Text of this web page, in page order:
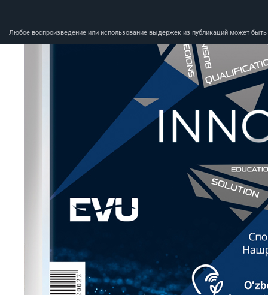
Любое воспроизведение или использование выдержек из публикаций может